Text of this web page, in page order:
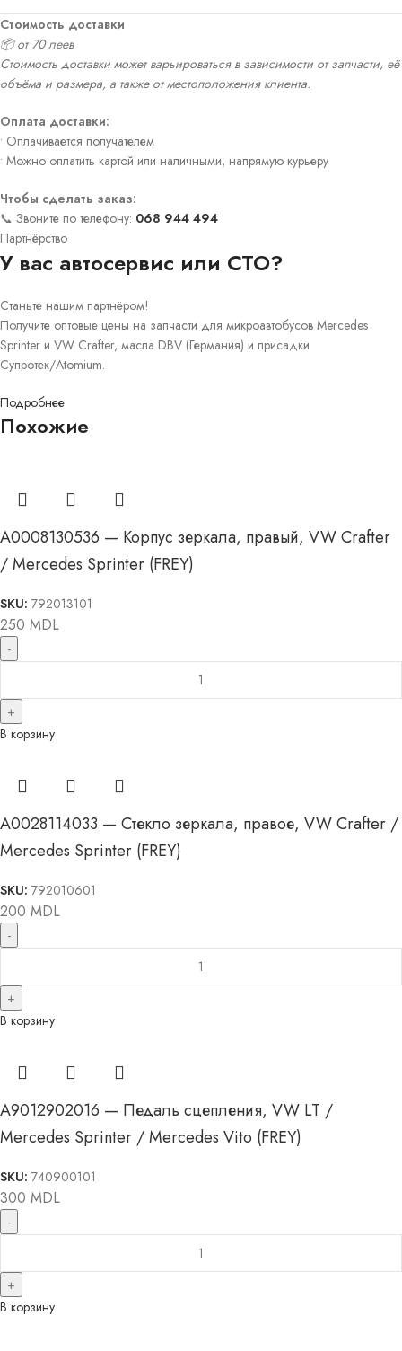
Стоимость доставки
📦 от 70 леев
Стоимость доставки может варьироваться в зависимости от запчасти, её
объёма и размера, а также от местоположения клиента.
Оплата доставки:
• Оплачивается получателем
• Можно оплатить картой или наличными, напрямую курьеру
Чтобы сделать заказ:
📞 Звоните по телефону: 068 944 494
Партнёрство
У вас автосервис или СТО?
Станьте нашим партнёром!
Получите оптовые цены на запчасти для микроавтобусов Mercedes
Sprinter и VW Crafter, масла DBV (Германия) и присадки
Супротек/Atomium.
Подробнее
Похожие
A0008130536 — Корпус зеркала, правый, VW Crafter
/ Mercedes Sprinter (FREY)
SKU: 792013101
250 MDL
В корзину
A0028114033 — Стекло зеркала, правое, VW Crafter /
Mercedes Sprinter (FREY)
SKU: 792010601
200 MDL
В корзину
A9012902016 — Педаль сцепления, VW LT /
Mercedes Sprinter / Mercedes Vito (FREY)
SKU: 740900101
300 MDL
В корзину